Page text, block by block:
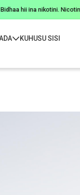
Bidhaa hii ina nikotini.
KUHUSU SISI